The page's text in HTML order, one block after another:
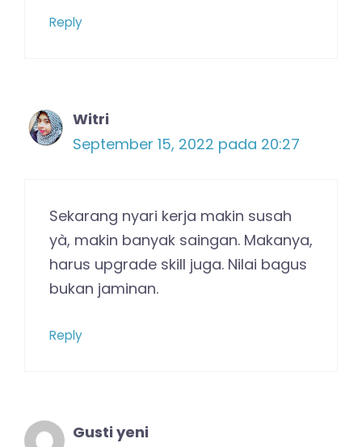
Reply
Witri
September 15, 2022 pada 20:27
Sekarang nyari kerja makin susah
yà, makin banyak saingan. Makanya,
harus upgrade skill juga. Nilai bagus
bukan jaminan.
Reply
Gusti yeni